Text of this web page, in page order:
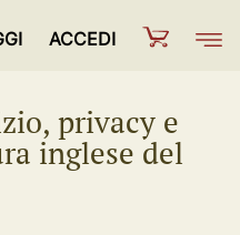
ACCEDI
privacy e
inglese del